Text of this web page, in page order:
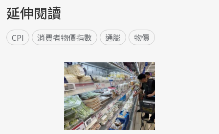
延伸閱讀
CPI 消費者物價指數 通膨 物價